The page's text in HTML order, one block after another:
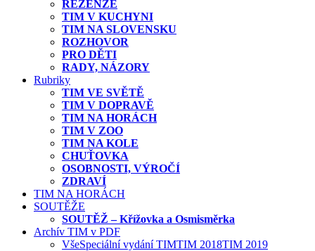
REZENZE
TIM V KUCHYNI
TIM NA SLOVENSKU
ROZHOVOR
PRO DĚTI
RADY, NÁZORY
Rubriky
TIM VE SVĚTĚ
TIM V DOPRAVĚ
TIM NA HORÁCH
TIM V ZOO
TIM NA KOLE
CHUŤOVKA
OSOBNOSTI, VÝROČÍ
ZDRAVÍ
TIM NA HORÁCH
SOUTĚŽE
SOUTĚŽ – Křížovka a Osmisměrka
Archív TIM v PDF
VšeSpeciální vydání TIMTIM 2018TIM 2019